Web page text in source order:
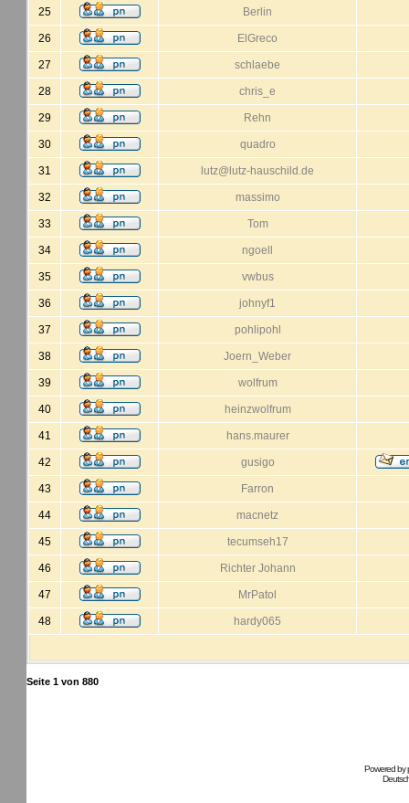
25 Berlin
26 ElGreco
27 schlaebe
28 chris_e
29 Rehn
30 quadro
31 lutz@lutz-hauschild.de
32 massimo
33 Tom
34 ngoell
35 vwbus
36 johnyf1
37 pohlipohl
38 Joern_Weber
39 wolfrum
40 heinzwolfrum
41 hans.maurer
42 gusigo
43 Farron
44 macnetz
45 tecumseh17
46 Richter Johann
47 MrPatol
48 hardy065
Seite 1 von 880
Powered by